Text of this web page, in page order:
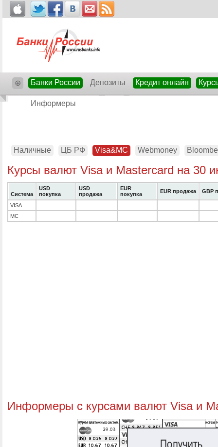
⊕ Банки России Депозиты Кредит онлайн
Информеры
Наличные ЦБ РФ Visa&MC Webmoney
Курсы валют Visa и Mastercard на 30
Система
USD
покупка
USD
продажа
EUR
покупка
EUR продажа GBP
VISA
MC
Информеры с курсами валют Visa и